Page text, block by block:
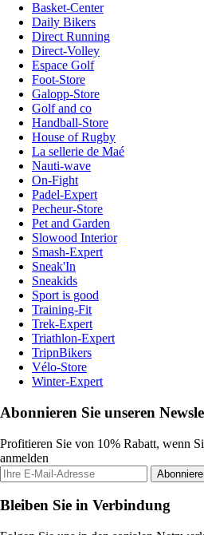
Basket-Center
Daily Bikers
Direct Running
Direct-Volley
Espace Golf
Foot-Store
Galopp-Store
Golf and co
Handball-Store
House of Rugby
La sellerie de Maé
Nauti-wave
On-Fight
Padel-Expert
Pecheur-Store
Pet and Garden
Slowood Interior
Smash-Expert
Sneak'In
Sneakids
Sport is good
Training-Fit
Trek-Expert
Triathlon-Expert
TripnBikers
Vélo-Store
Winter-Expert
Abonnieren Sie unseren
Profitieren Sie von 10% Rabatt, wenn
anmelden
Bleiben Sie in Verbindung